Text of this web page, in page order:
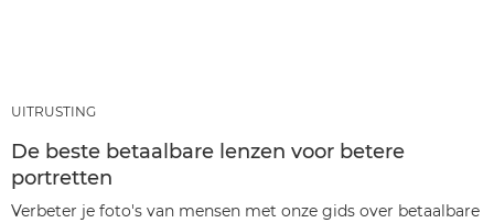
UITRUSTING
De beste betaalbare lenzen voor betere
portretten
Verbeter je foto's van mensen met onze gids over betaalbare